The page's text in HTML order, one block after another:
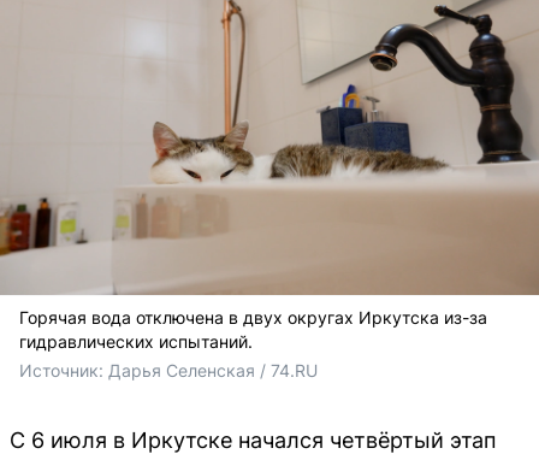
Горячая вода отключена в двух округах Иркутска из-за
гидравлических испытаний.
Источник: Дарья Селенская / 74.RU
С 6 июля в Иркутске начался четвёртый этап